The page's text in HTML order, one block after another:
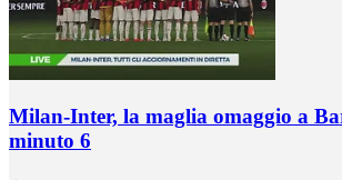
Milan-Inter, la maglia omaggio a
minuto 6